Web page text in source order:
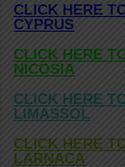
CLICK HERE
CYPRUS
CLICK HERE
NICOSIA
CLICK HERE
LIMASSOL
CLICK HERE
LARNACA